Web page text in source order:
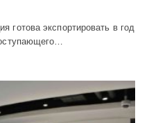
готова экспортировать в год